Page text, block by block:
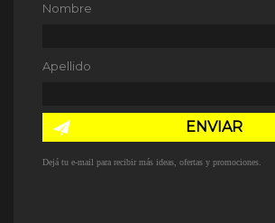
Nombre
Apellido
ENVIAR
Dejá tu e-mail para recibir más ideas, ofertas y promociones.